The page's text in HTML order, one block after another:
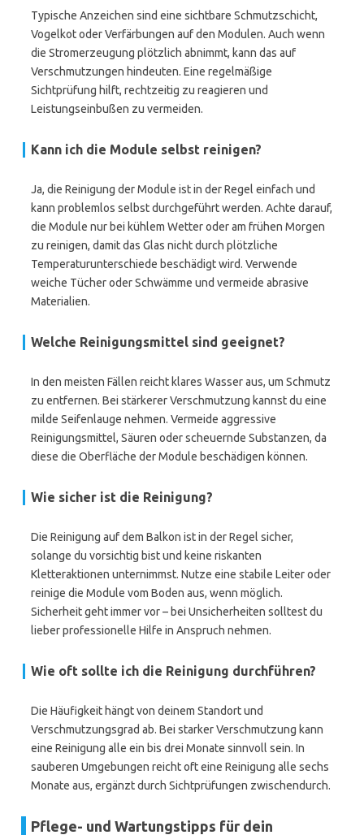
Typische Anzeichen sind eine sichtbare Schmutzschicht,
Vogelkot oder Verfärbungen auf den Modulen. Auch wenn
die Stromerzeugung plötzlich abnimmt, kann das auf
Verschmutzungen hindeuten. Eine regelmäßige
Sichtprüfung hilft, rechtzeitig zu reagieren und
Leistungseinbußen zu vermeiden.
Kann ich die Module selbst reinigen?
Ja, die Reinigung der Module ist in der Regel einfach und
kann problemlos selbst durchgeführt werden. Achte darauf,
die Module nur bei kühlem Wetter oder am frühen Morgen
zu reinigen, damit das Glas nicht durch plötzliche
Temperaturunterschiede beschädigt wird. Verwende
weiche Tücher oder Schwämme und vermeide abrasive
Materialien.
Welche Reinigungsmittel sind geeignet?
In den meisten Fällen reicht klares Wasser aus, um Schmutz
zu entfernen. Bei stärkerer Verschmutzung kannst du eine
milde Seifenlauge nehmen. Vermeide aggressive
Reinigungsmittel, Säuren oder scheuernde Substanzen, da
diese die Oberfläche der Module beschädigen können.
Wie sicher ist die Reinigung?
Die Reinigung auf dem Balkon ist in der Regel sicher,
solange du vorsichtig bist und keine riskanten
Kletteraktionen unternimmst. Nutze eine stabile Leiter oder
reinige die Module vom Boden aus, wenn möglich.
Sicherheit geht immer vor – bei Unsicherheiten solltest du
lieber professionelle Hilfe in Anspruch nehmen.
Wie oft sollte ich die Reinigung durchführen?
Die Häufigkeit hängt von deinem Standort und
Verschmutzungsgrad ab. Bei starker Verschmutzung kann
eine Reinigung alle ein bis drei Monate sinnvoll sein. In
sauberen Umgebungen reicht oft eine Reinigung alle sechs
Monate aus, ergänzt durch Sichtprüfungen zwischendurch.
Pflege- und Wartungstipps für dein